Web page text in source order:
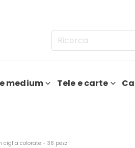
medium Tele e carte
ciglia colorate - 36 pezzi